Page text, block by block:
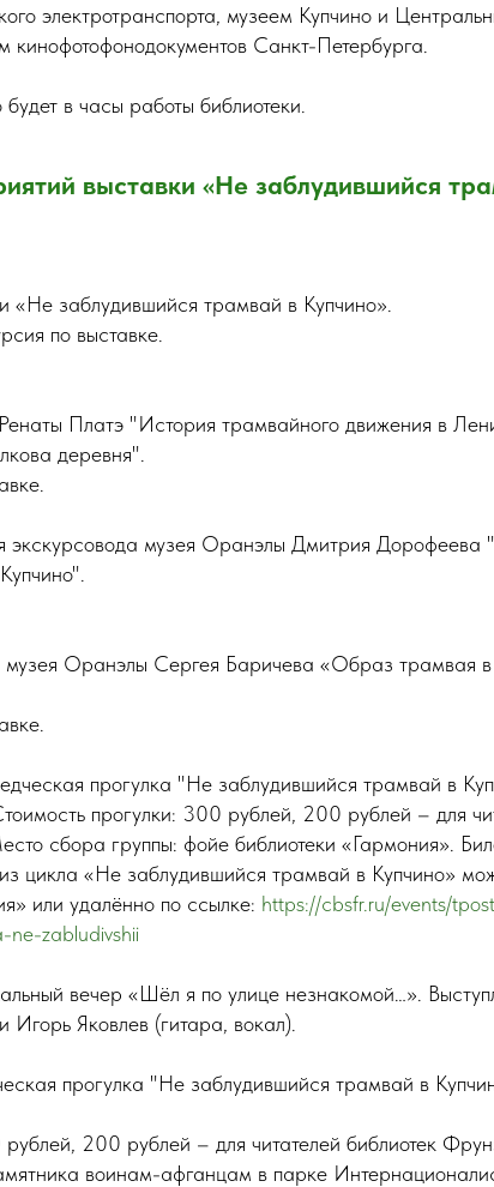
электротранспорта, музеем Купчино и
кинофотофонодокументов Санкт-Петербурга.
в часы работы библиотеки.
выставки «Не заблудившийся
«Не заблудившийся трамвай в Купчино».
по выставке.
Платэ "История трамвайного движения в
деревня".
экскурсовода музея Оранэлы Дмитрия Дорофеева
Оранэлы Сергея Баричева «Образ трамвая в
прогулка "Не заблудившийся трамвай в
прогулки: 300 рублей, 200 рублей – для
сбора группы: фойе библиотеки «Гармония».
цикла «Не заблудившийся трамвай в Купчино»
или удалённо по ссылке: https://cbsfr.ru/events/
ne-zabludivshii
вечер «Шёл я по улице незнакомой…».
Яковлев (гитара, вокал).
прогулка "Не заблудившийся трамвай в
200 рублей – для читателей библиотек
воинам-афганцам в парке